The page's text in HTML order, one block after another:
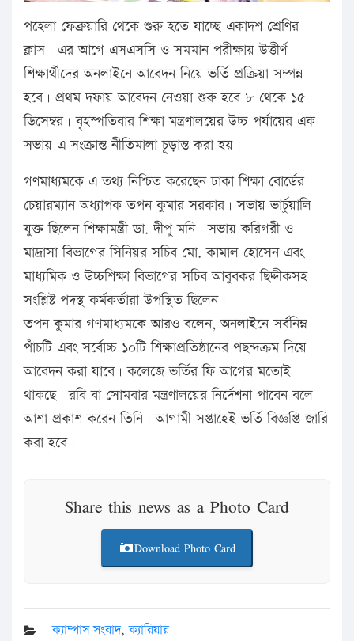
পহেলা ফেব্রুয়ারি থেকে শুরু হতে যাচ্ছে একাদশ শ্রেণির
ক্লাস। এর আগে এসএসসি ও সমমান পরীক্ষায় উত্তীর্ণ
শিক্ষার্থীদের অনলাইনে আবেদন নিয়ে ভর্তি প্রক্রিয়া সম্পন্ন
হবে। প্রথম দফায় আবেদন নেওয়া শুরু হবে ৮ থেকে ১৫
ডিসেম্বর। বৃহস্পতিবার শিক্ষা মন্ত্রণালয়ের উচ্চ পর্যায়ের এক
সভায় এ সংক্রান্ত নীতিমালা চূড়ান্ত করা হয়।
গণমাধ্যমকে এ তথ্য নিশ্চিত করেছেন ঢাকা শিক্ষা বোর্ডের
চেয়ারম্যান অধ্যাপক তপন কুমার সরকার। সভায় ভার্চুয়ালি
যুক্ত ছিলেন শিক্ষামন্ত্রী ডা. দীপু মনি। সভায় করিগরী ও
মাদ্রাসা বিভাগের সিনিয়র সচিব মো. কামাল হোসেন এবং
মাধ্যমিক ও উচ্চশিক্ষা বিভাগের সচিব আবুবকর ছিদ্দীকসহ
সংশ্লিষ্ট পদস্থ কর্মকর্তারা উপস্থিত ছিলেন।
তপন কুমার গণমাধ্যমকে আরও বলেন, অনলাইনে সর্বনিম্ন
পাঁচটি এবং সর্বোচ্চ ১০টি শিক্ষাপ্রতিষ্ঠানের পছন্দক্রম দিয়ে
আবেদন করা যাবে। কলেজে ভর্তির ফি আগের মতোই
থাকছে। রবি বা সোমবার মন্ত্রণালয়ের নির্দেশনা পাবেন বলে
আশা প্রকাশ করেন তিনি। আগামী সপ্তাহেই ভর্তি বিজ্ঞপ্তি জারি
করা হবে।
Share this news as a Photo Card
Download Photo Card
ক্যাম্পাস সংবাদ,ক্যারিয়ার